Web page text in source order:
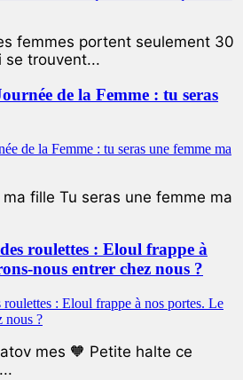
femmes portent seulement 30
se trouvent...
de la Femme : tu seras
fille Tu seras une femme ma
roulettes : Eloul frappe à
nous entrer chez nous ?
mes 🧡 Petite halte ce